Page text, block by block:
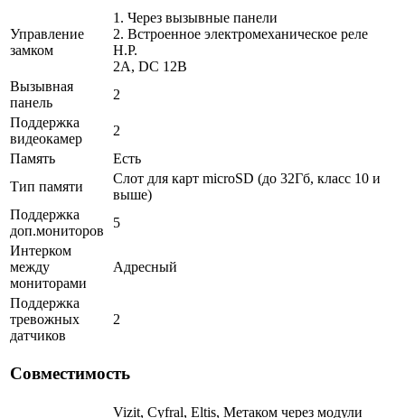
Управление
замком
1. Через вызывные панели
2. Встроенное электромеханическое реле
Н.Р.
2A, DC 12В
Вызывная
панель
2
Поддержка
видеокамер
2
Память
Есть
Тип памяти
Слот для карт microSD (до 32Гб, класс 10 и
выше)
Поддержка
доп.мониторов
5
Интерком
между
мониторами
Адресный
Поддержка
тревожных
датчиков
2
Совместимость
Vizit, Cyfral, Eltis, Метаком через модули